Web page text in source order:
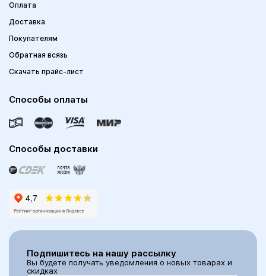
Оплата
Доставка
Покупателям
Обратная всязь
Скачать прайс-лист
Способы оплаты
Способы доставки
Подпишитесь на нашу рассылку
Вы будете получать уведомления о новых товарах и
скидках